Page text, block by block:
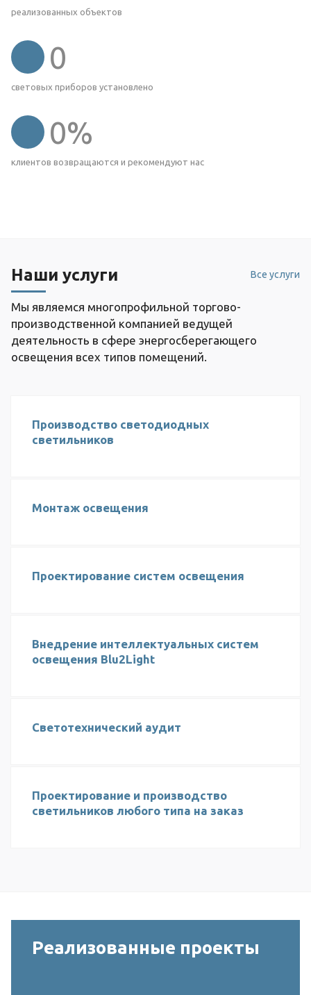
реализованных объектов
0
световых приборов установлено
0%
клиентов возвращаются и рекомендуют нас
Все услуги
Наши услуги
Мы являемся многопрофильной торгово-
производственной компанией ведущей
деятельность в сфере энергосберегающего
освещения всех типов помещений.
Производство светодиодных
светильников
Монтаж освещения
Проектирование систем освещения
Внедрение интеллектуальных систем
освещения Blu2Light
Светотехнический аудит
Проектирование и производство
светильников любого типа на заказ
Реализованные проекты